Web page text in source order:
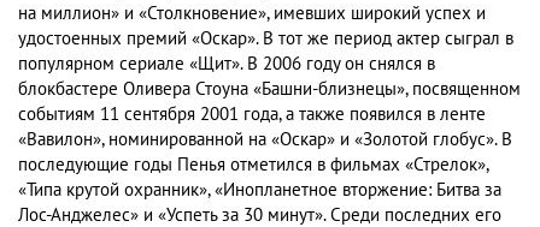
на миллион» и «Столкновение», имевших широкий успех и
удостоенных премий «Оскар». В тот же период актер сыграл в
популярном сериале «Щит». В 2006 году он снялся в
блокбастере Оливера Стоуна «Башни-близнецы», посвященном
событиям 11 сентября 2001 года, а также появился в ленте
«Вавилон», номинированной на «Оскар» и «Золотой глобус». В
последующие годы Пенья отметился в фильмах «Стрелок»,
«Типа крутой охранник», «Инопланетное вторжение: Битва за
Лос-Анджелес» и «Успеть за 30 минут». Среди последних его